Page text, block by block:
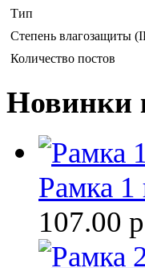
Тип
Степень влагозащиты
Количество постов
Новинки
Рамка
107.00